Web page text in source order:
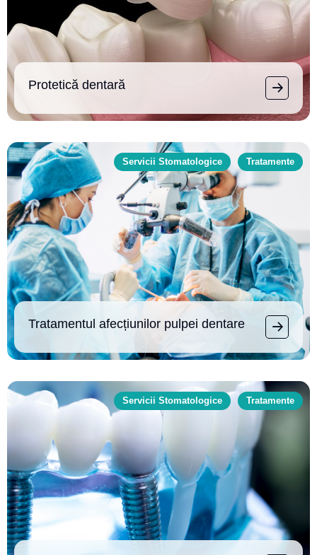
Protetică dentară
Servicii Stomatologice Tratamente
Tratamentul afecțiunilor pulpei dentare
Servicii Stomatologice Tratamente